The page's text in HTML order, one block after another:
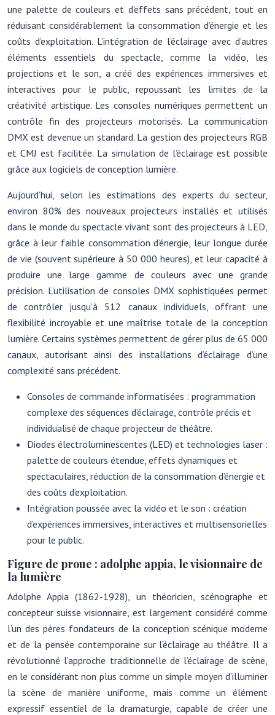
une palette de couleurs et d’effets sans précédent, tout en
réduisant considérablement la consommation d’énergie et les
coûts d’exploitation. L’intégration de l’éclairage avec d’autres
éléments essentiels du spectacle, comme la vidéo, les
projections et le son, a créé des expériences immersives et
interactives pour le public, repoussant les limites de la
créativité artistique. Les consoles numériques permettent un
contrôle fin des projecteurs motorisés. La communication
DMX est devenue un standard. La gestion des projecteurs RGB
et CMJ est facilitée. La simulation de l’éclairage est possible
grâce aux logiciels de conception lumière.
Aujourd’hui, selon les estimations des experts du secteur,
environ 80% des nouveaux projecteurs installés et utilisés
dans le monde du spectacle vivant sont des projecteurs à LED,
grâce à leur faible consommation d’énergie, leur longue durée
de vie (souvent supérieure à 50 000 heures), et leur capacité à
produire une large gamme de couleurs avec une grande
précision. L’utilisation de consoles DMX sophistiquées permet
de contrôler jusqu’à 512 canaux individuels, offrant une
flexibilité incroyable et une maîtrise totale de la conception
lumière. Certains systèmes permettent de gérer plus de 65 000
canaux, autorisant ainsi des installations d’éclairage d’une
complexité sans précédent.
Consoles de commande informatisées : programmation
complexe des séquences d’éclairage, contrôle précis et
individualisé de chaque projecteur de théâtre.
Diodes électroluminescentes (LED) et technologies laser :
palette de couleurs étendue, effets dynamiques et
spectaculaires, réduction de la consommation d’énergie et
des coûts d’exploitation.
Intégration poussée avec la vidéo et le son : création
d’expériences immersives, interactives et multisensorielles
pour le public.
Figure de proue : adolphe appia, le visionnaire de
la lumière
Adolphe Appia (1862-1928), un théoricien, scénographe et
concepteur suisse visionnaire, est largement considéré comme
l’un des pères fondateurs de la conception scénique moderne
et de la pensée contemporaine sur l’éclairage au théâtre. Il a
révolutionné l’approche traditionnelle de l’éclairage de scène,
en le considérant non plus comme un simple moyen d’illuminer
la scène de manière uniforme, mais comme un élément
expressif essentiel de la dramaturgie, capable de créer une